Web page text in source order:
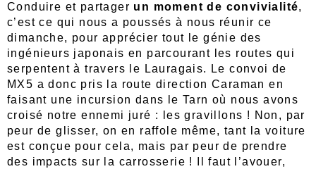
Conduire et partager un moment de convivialité,
c’est ce qui nous a poussés à nous réunir ce
dimanche, pour apprécier tout le génie des
ingénieurs japonais en parcourant les routes qui
serpentent à travers le Lauragais. Le convoi de
MX5 a donc pris la route direction Caraman en
faisant une incursion dans le Tarn où nous avons
croisé notre ennemi juré : les gravillons ! Non, par
peur de glisser, on en raffole même, tant la voiture
est conçue pour cela, mais par peur de prendre
des impacts sur la carrosserie ! Il faut l’avouer,